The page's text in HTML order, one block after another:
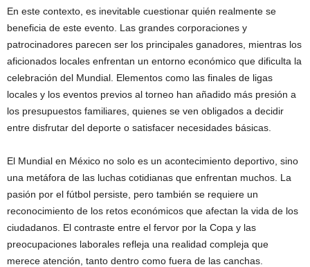
En este contexto, es inevitable cuestionar quién realmente se
beneficia de este evento. Las grandes corporaciones y
patrocinadores parecen ser los principales ganadores, mientras los
aficionados locales enfrentan un entorno económico que dificulta la
celebración del Mundial. Elementos como las finales de ligas
locales y los eventos previos al torneo han añadido más presión a
los presupuestos familiares, quienes se ven obligados a decidir
entre disfrutar del deporte o satisfacer necesidades básicas.
El Mundial en México no solo es un acontecimiento deportivo, sino
una metáfora de las luchas cotidianas que enfrentan muchos. La
pasión por el fútbol persiste, pero también se requiere un
reconocimiento de los retos económicos que afectan la vida de los
ciudadanos. El contraste entre el fervor por la Copa y las
preocupaciones laborales refleja una realidad compleja que
merece atención, tanto dentro como fuera de las canchas.